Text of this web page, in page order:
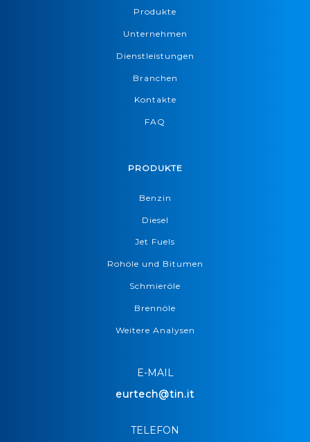
Produkte
Unternehmen
Dienstleistungen
Branchen
Kontakte
FAQ
PRODUKTE
Benzin
Diesel
Jet Fuels
Rohöle und Bitumen
Schmieröle
Brennöle
Weitere Analysen
E-MAIL
eurtech@tin.it
TELEFON